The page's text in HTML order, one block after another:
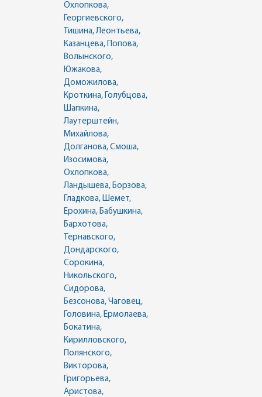
Охлопкова,
Георгиевского,
Тишина, Леонтьева,
Казанцева, Попова,
Волынского,
Южакова,
Доможилова,
Кроткина, Голубцова,
Шапкина,
Лаутерштейн,
Михайлова,
Долганова, Смоша,
Изосимова,
Охлопкова,
Ландышева, Борзова,
Гладкова, Шемет,
Ерохина, Бабушкина,
Бархотова,
Тернавского,
Дондарского,
Сорокина,
Никольского,
Сидорова,
Безсонова, Чаговец,
Головина, Ермолаева,
Бокатина,
Кирилловского,
Полянского,
Викторова,
Григорьева,
Аристова,